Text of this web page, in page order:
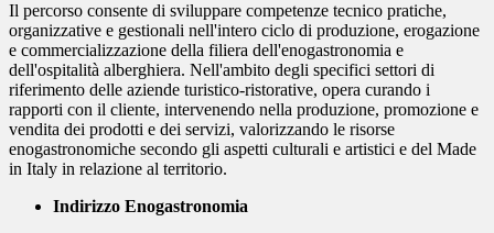
Il percorso consente di sviluppare competenze tecnico pratiche,
organizzative e gestionali nell'intero ciclo di produzione, erogazione
e commercializzazione della filiera dell'enogastronomia e
dell'ospitalità alberghiera. Nell'ambito degli specifici settori di
riferimento delle aziende turistico-ristorative, opera curando i
rapporti con il cliente, intervenendo nella produzione, promozione e
vendita dei prodotti e dei servizi, valorizzando le risorse
enogastronomiche secondo gli aspetti culturali e artistici e del Made
in Italy in relazione al territorio.
Indirizzo Enogastronomia